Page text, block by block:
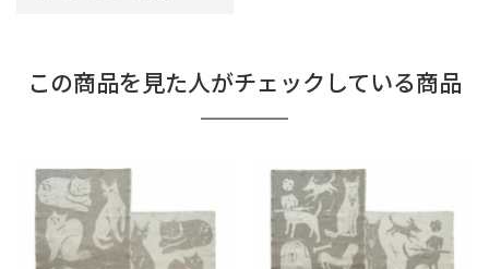
この商品を見た人がチェックしている商品